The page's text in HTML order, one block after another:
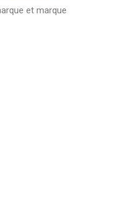
et marque